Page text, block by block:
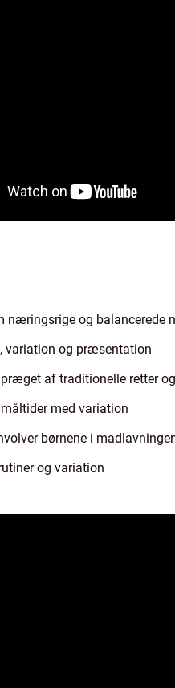
næringsrige og balancerede
variation og præsentation
af traditionelle retter
med variation
børnene i
og variation